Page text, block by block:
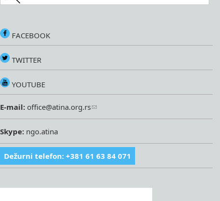
FACEBOOK
TWITTER
YOUTUBE
E-mail: office@atina.org.rs
Skype: ngo.atina
Dežurni telefon: +381 61 63 84 071